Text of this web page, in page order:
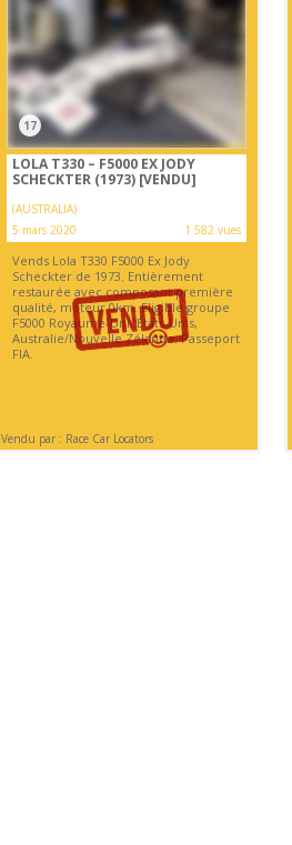
17
LOLA T330 – F5000 EX JODY
SCHECKTER (1973) [VENDU]
(AUSTRALIA)
5 mars 2020
1 582 vues
Vends Lola T330 F5000 Ex Jody
Scheckter de 1973. Entièrement
restaurée avec composant première
qualité, moteur 0km. Eligible groupe
F5000 Royaume-Uni, États-Unis,
Australie/Nouvelle Zélande. Passeport
FIA.
Vendu par : Race Car Locators